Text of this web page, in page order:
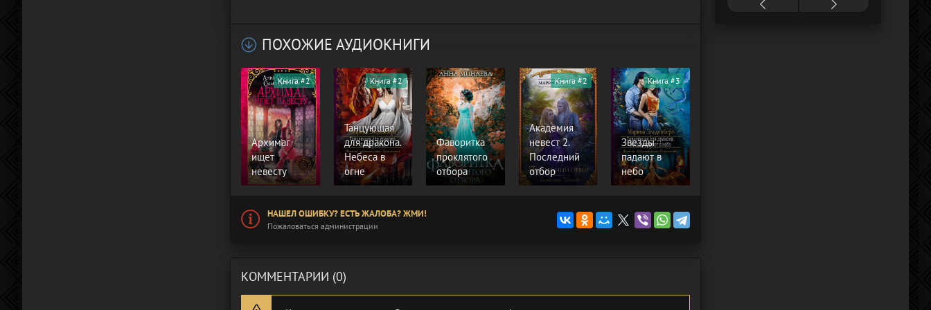
ПОХОЖИЕ АУДИОКНИГИ
Архимаг
ищет
невесту
Книга #2
Танцующая
для дракона.
Небеса в
огне
Книга #2
Фаворитка
проклятого
отбора
Академия
невест 2.
Последний
отбор
Книга #2
Звезды
падают в
небо
Книга #3
НАШЕЛ ОШИБКУ? ЕСТЬ ЖАЛОБА? ЖМИ!
Пожаловаться администрации
КОММЕНТАРИИ (0)